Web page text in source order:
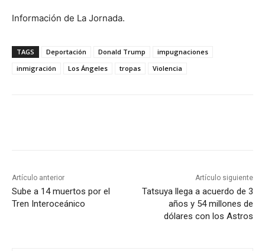
Información de La Jornada.
TAGS Deportación Donald Trump
impugnaciones
inmigración
Los Ángeles tropas Violencia
Artículo anterior
Sube a 14 muertos por el
Tren Interoceánico
Artículo siguiente
Tatsuya llega a acuerdo de 3
años y 54 millones de
dólares con los Astros